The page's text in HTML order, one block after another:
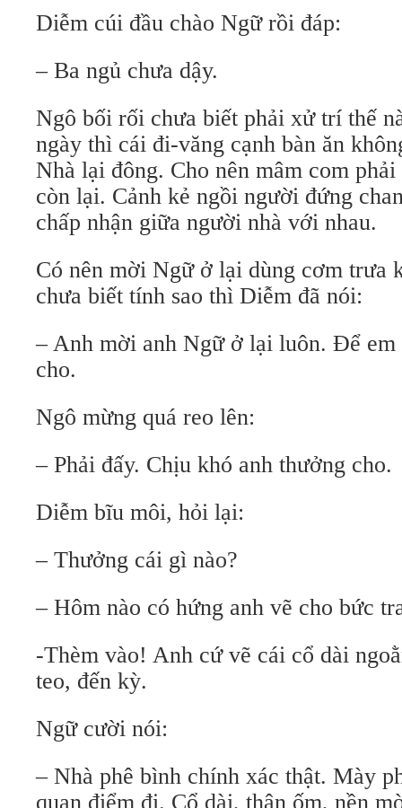
Diễm cúi đầu chào Ngữ rồi đáp:
– Ba ngủ chưa dậy.
Ngô bối rối chưa biết phải xử trí thế
ngày thì cái đi-văng cạnh bàn ăn
Nhà lại đông. Cho nên mâm com
còn lại. Cảnh kẻ ngồi người đứng
chấp nhận giữa người nhà với nhau.
Có nên mời Ngữ ở lại dùng cơm trưa
chưa biết tính sao thì Diễm đã nói:
– Anh mời anh Ngữ ở lại luôn. Để em
cho.
Ngô mừng quá reo lên:
– Phải đấy. Chịu khó anh thưởng cho.
Diễm bĩu môi, hỏi lại:
– Thưởng cái gì nào?
– Hôm nào có hứng anh vẽ cho bức
-Thèm vào! Anh cứ vẽ cái cổ dài
teo, đến kỳ.
Ngữ cười nói:
– Nhà phê bình chính xác thật. Mày
quan điểm đi. Cổ dài, thân ốm, nền